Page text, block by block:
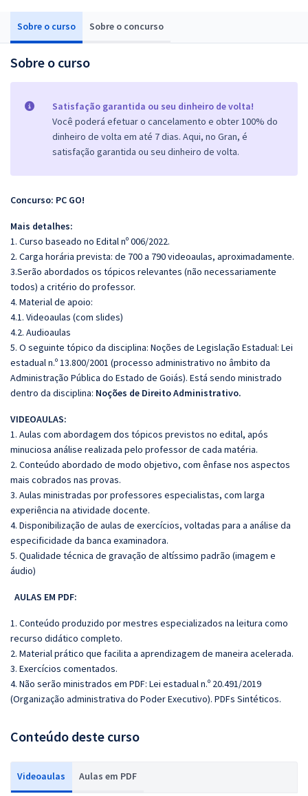
Sobre o curso Sobre o concurso
Sobre o curso
Satisfação garantida ou seu dinheiro de volta!
Você poderá efetuar o cancelamento e obter 100% do
dinheiro de volta em até 7 dias. Aqui, no Gran, é
satisfação garantida ou seu dinheiro de volta.
Concurso: PC GO!
Mais detalhes:
1. Curso baseado no Edital nº 006/2022.
2. Carga horária prevista: de 700 a 790 videoaulas, aproximadamente.
3.Serão abordados os tópicos relevantes (não necessariamente
todos) a critério do professor.
4. Material de apoio:
4.1. Videoaulas (com slides)
4.2. Audioaulas
5. O seguinte tópico da disciplina: Noções de Legislação Estadual: Lei
estadual n.º 13.800/2001 (processo administrativo no âmbito da
Administração Pública do Estado de Goiás). Está sendo ministrado
dentro da disciplina: Noções de Direito Administrativo.
VIDEOAULAS:
1. Aulas com abordagem dos tópicos previstos no edital, após
minuciosa análise realizada pelo professor de cada matéria.
2. Conteúdo abordado de modo objetivo, com ênfase nos aspectos
mais cobrados nas provas.
3. Aulas ministradas por professores especialistas, com larga
experiência na atividade docente.
4. Disponibilização de aulas de exercícios, voltadas para a análise da
especificidade da banca examinadora.
5. Qualidade técnica de gravação de altíssimo padrão (imagem e
áudio)
AULAS EM PDF:
1. Conteúdo produzido por mestres especializados na leitura como
recurso didático completo.
2. Material prático que facilita a aprendizagem de maneira acelerada.
3. Exercícios comentados.
4. Não serão ministrados em PDF: Lei estadual n.º 20.491/2019
(Organização administrativa do Poder Executivo). PDFs Sintéticos.
Conteúdo deste curso
Videoaulas Aulas em PDF